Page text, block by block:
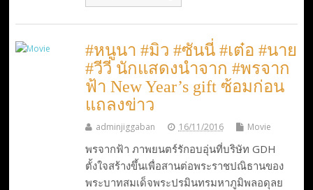
#หนูนา #มิว #ซันนี่ #เต๋อ #นาย
#วีวี่ นักแสดงนำจาก #พรจาก
ฟ้า New Year’s gift ซ้อมก่อน
แถลงข่าว
adminjiggaban 16/11/2016 Movie
พรจากฟ้า ภาพยนตร์รักอบอุ่นที่บริษัท GDH
ตั้งใจสร้างขึ้นเพื่อสานต่อพระราชปณิธานของ
พระบาทสมเด็จพระปรมินทรมหาภูมิพลอดุลย